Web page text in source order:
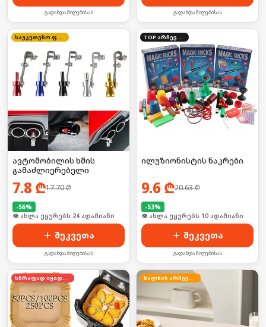
გადახდა მიღებისას გადახდა მიღებისას
საუკეთესო ფასი
ავტომობილის ხმის
გამაძლიერებელი
7.8 ₾17.70₾
-56%
🛒 ბოლო 24სთ-ში იყიდა 37-მა
შეკვეთა
გადახდა მიღებისას
TOP არჩევანი
ილუზიონისტის ნაკრები
9.6 ₾20.63₾
-53%
🛒 ბოლო 24სთ-ში იყიდა 18-მა
შეკვეთა
გადახდა მიღებისას
სწრაფად იყიდება ხალხის არჩევანი